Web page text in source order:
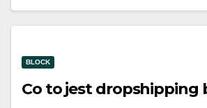
BLOCK
Co to jest dropshipping